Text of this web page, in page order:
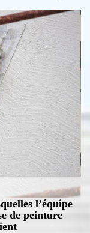
l’équipe
de peinture